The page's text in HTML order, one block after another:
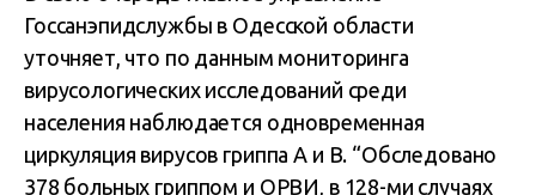
Госсанэпидслужбы в Одесской области
уточняет, что по данным мониторинга
вирусологических исследований среди
населения наблюдается одновременная
циркуляция вирусов гриппа А и В. “Обследовано
378 больных гриппом и ОРВИ, в 128-ми случаях